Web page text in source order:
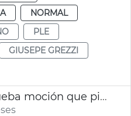
NORMAL
PLE
GIUSEPE GREZZI
Pleno València aprueba moción que pide mejoras en Renfe y Metrovalència